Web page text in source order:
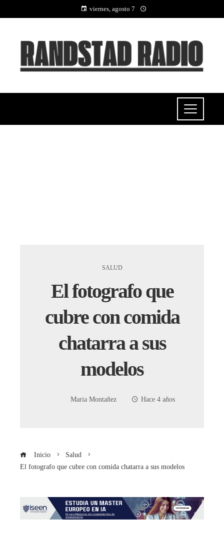
viernes, agosto 7
SALUD
El fotografo que
cubre con comida
chatarra a sus
modelos
Maria Montañez Hace 4 años
Inicio
Salud
El fotografo que cubre con comida chatarra a sus modelos